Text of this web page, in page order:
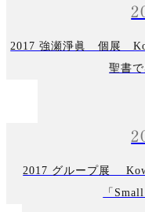
2017 強瀬淨眞 個展
聖書
2017 グループ展
「